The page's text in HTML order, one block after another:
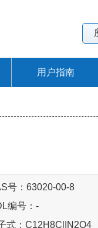
用户指南
号：63020-00-8
编号：-
式：C12H8ClIN2O4